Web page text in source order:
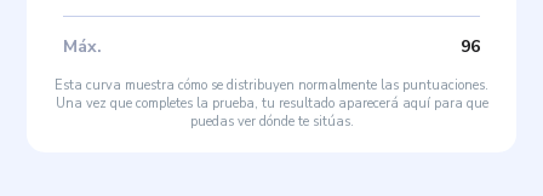
Máx. 96
Esta curva muestra cómo se distribuyen normalmente las puntuaciones.
Una vez que completes la prueba, tu resultado aparecerá aquí para que
puedas ver dónde te sitúas.